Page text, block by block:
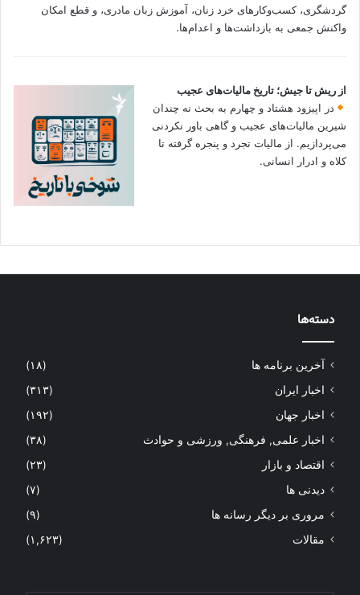
گردشگری، کسب‌وکارهای خرد زنان، آموزش زبان مادری، و قطع امکان
واکنش جمعی به بازداشت‌ها و اعدام‌ها.
از ریش تا جیش؛ تاریخ مالیات‌های عجیب
در اپیزود هشتاد و چهارم به بحث نه چندان
شیرین مالیات‌های عجیب و گاهی باور نکردنی‌
می‌پردازیم. از مالیات تجرد و پنجره گرفته تا
کلاه و ادرار انسانی.
دسته‌ها
آخرین برنامه ها
(۱۸)
اخبار ایران
(۳۱۳)
اخبار جهان
(۱۹۲)
اخبار علمی, فرهنگی, ورزشی و حوادث
(۳۸)
اقتصاد و بازار
(۲۳)
دیدنی ها
(۷)
مروری بر دیگر رسانه ها
(۹)
مقالات
(۱,۶۲۳)